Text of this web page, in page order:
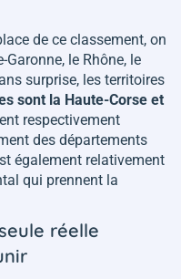
de ce classement, on
Garonne, le Rhône, le
surprise, les territoires
sont la Haute-Corse et
respectivement
des départements
également relativement
qui prennent la
réelle